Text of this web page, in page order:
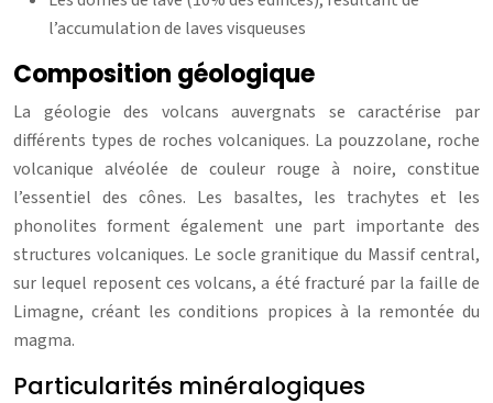
l’accumulation de laves visqueuses
Composition géologique
La géologie des volcans auvergnats se caractérise par
différents types de roches volcaniques. La pouzzolane, roche
volcanique alvéolée de couleur rouge à noire, constitue
l’essentiel des cônes. Les basaltes, les trachytes et les
phonolites forment également une part importante des
structures volcaniques. Le socle granitique du Massif central,
sur lequel reposent ces volcans, a été fracturé par la faille de
Limagne, créant les conditions propices à la remontée du
magma.
Particularités minéralogiques